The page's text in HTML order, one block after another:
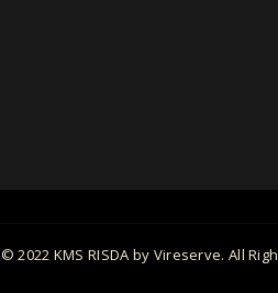
© 2022 KMS RISDA by Vireserve. All